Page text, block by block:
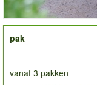
order
pak
vanaf 3 pakken